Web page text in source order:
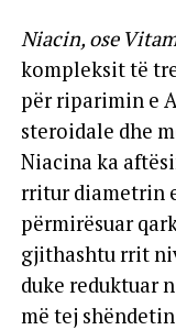
Niacin, ose
kompleksit të
për riparimin e
steroidale dhe
Niacina ka
rritur diametrin
përmirësuar
gjithashtu rrit
duke reduktuar
më tej